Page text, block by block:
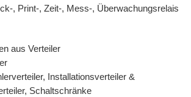
, Print-, Zeit-, Mess-, Überwachungsrelais
aus Verteiler
Installationsverteiler &
Schaltschränke